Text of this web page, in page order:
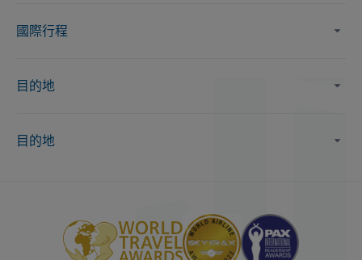
國際行程
目的地
目的地